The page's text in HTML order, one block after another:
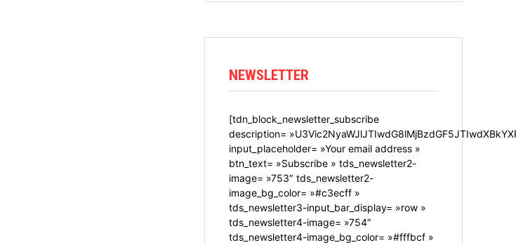
NEWSLETTER
[tdn_block_newsletter_subscribe
description=
input_placeholder= »Your email address »
btn_text= »Subscribe » tds_newsletter2-
image= »753″ tds_newsletter2-
image_bg_color= »#c3ecff »
tds_newsletter3-input_bar_display= »row »
tds_newsletter4-image= »754″
tds_newsletter4-image_bg_color= »#fffbcf »